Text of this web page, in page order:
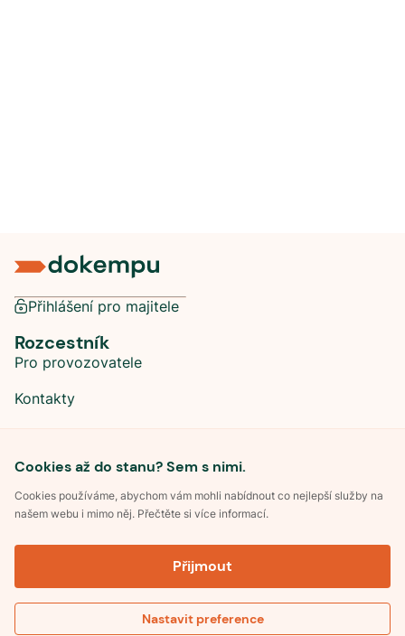
Zobrazit mapu
Cookies až do stanu? Sem s nimi.
Cookies používáme, abychom vám mohli nabídnout co nejlepší služby na
našem webu i mimo něj. Přečtěte si více informací.
Přijmout
Nastavit preference
Přihlášení pro majitele
Rozcestník
Pro provozovatele
Kontakty
Pravidla soutěže Kemp roku